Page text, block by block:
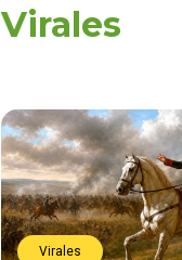
Virales
Virales